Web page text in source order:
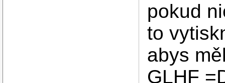
pokud
to
abys
GLHF